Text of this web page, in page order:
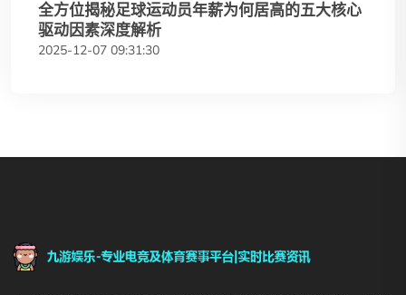
全方位揭秘足球运动员年薪为何居高的五大核心
驱动因素深度解析
2025-12-07 09:31:30